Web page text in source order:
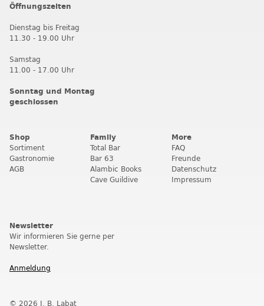
Öffnungszeiten
Dienstag bis Freitag
11.30 - 19.00 Uhr
Samstag
11.00 - 17.00 Uhr
Sonntag und Montag
geschlossen
Shop
Sortiment
Gastronomie
AGB
Family
Total Bar
Bar 63
Alambic Books
Cave Guildive
More
FAQ
Freunde
Datenschutz
Impressum
Newsletter
Wir informieren Sie gerne per
Newsletter.
Anmeldung
© 2026 J. B. Labat